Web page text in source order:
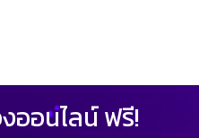
ออนไลน์ ฟรี!